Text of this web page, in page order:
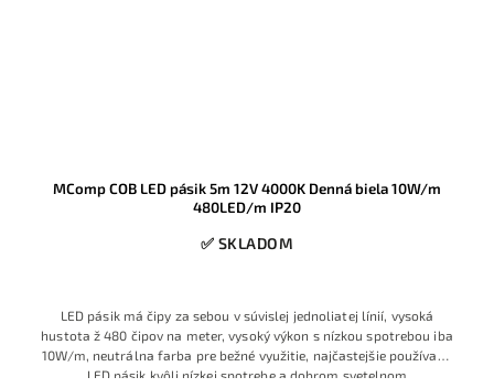
MComp COB LED pásik 5m 12V 4000K Denná biela 10W/m
480LED/m IP20
✅ SKLADOM
LED pásik má čipy za sebou v súvislej jednoliatej línií, vysoká
hustota ž 480 čipov na meter, vysoký výkon s nízkou spotrebou iba
10W/m, neutrálna farba pre bežné využitie, najčastejšie používaný
LED pásik kvôli nízkej spotrebe a dobrom svetelnom